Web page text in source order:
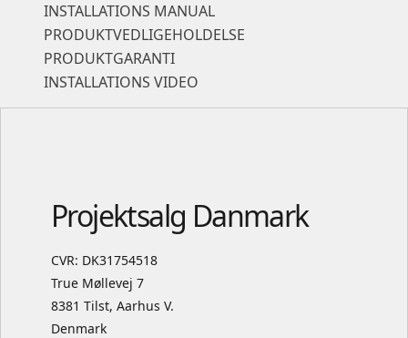
INSTALLATIONS MANUAL
PRODUKTVEDLIGEHOLDELSE
PRODUKTGARANTI
INSTALLATIONS VIDEO
Projektsalg Danmark
CVR: DK31754518
True Møllevej 7
8381 Tilst, Aarhus V.
Denmark